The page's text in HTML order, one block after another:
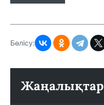
Бөлісу:
Жаңалықтар